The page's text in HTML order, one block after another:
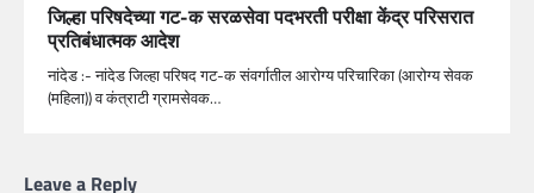
जिल्हा परिषदेच्या गट-क सरळसेवा पदभरती परीक्षा केंद्र परिसरात
प्रतिबंधात्मक आदेश
नांदेड :- नांदेड जिल्‍हा परिषद गट-क संवर्गातील आरोग्य परिचारिका (आरोग्य सेवक
(महिला)) व कंत्राटी ग्रामसेवक…
Leave a Reply